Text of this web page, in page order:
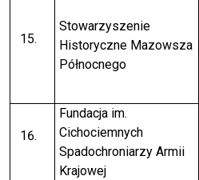
Stowarzyszenie
Historyczne Mazowsza
Północnego
Fundacja im.
Cichociemnych
Spadochroniarzy Armii
Krajowej